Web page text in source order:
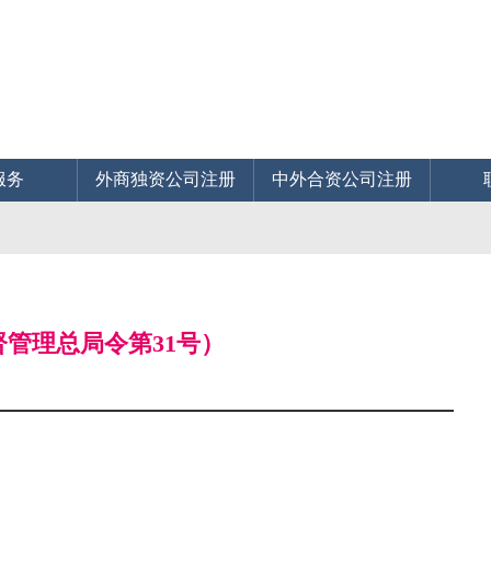
务 外商独资公司注册 中外合资公司注册
理总局令第31号）